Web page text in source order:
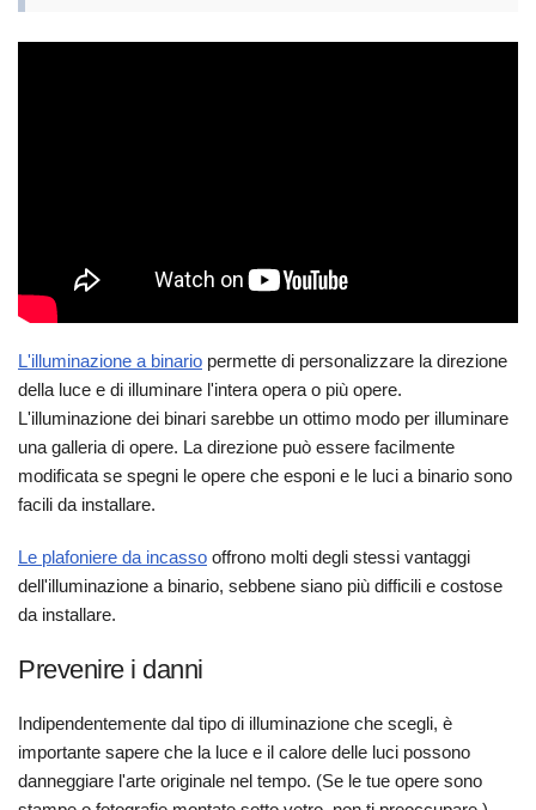
L'illuminazione a binario permette di personalizzare la direzione
della luce e di illuminare l'intera opera o più opere.
L'illuminazione dei binari sarebbe un ottimo modo per illuminare
una galleria di opere. La direzione può essere facilmente
modificata se spegni le opere che esponi e le luci a binario sono
facili da installare.
Le plafoniere da incasso offrono molti degli stessi vantaggi
dell'illuminazione a binario, sebbene siano più difficili e costose
da installare.
Prevenire i danni
Indipendentemente dal tipo di illuminazione che scegli, è
importante sapere che la luce e il calore delle luci possono
danneggiare l'arte originale nel tempo. (Se le tue opere sono